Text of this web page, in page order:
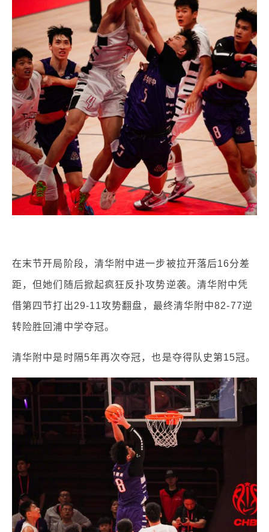
在末节开局阶段，清华附中进一步被拉开落后16分差
距，但她们随后掀起疯狂反扑攻势逆袭。清华附中凭
借第四节打出29-11攻势翻盘，最终清华附中82-77逆
转险胜回浦中学夺冠。
清华附中是时隔5年再次夺冠，也是夺得队史第15冠。